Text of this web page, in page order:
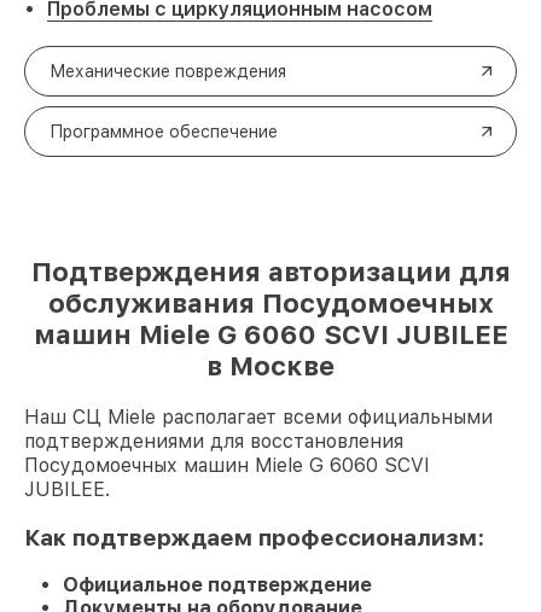
Проблемы с циркуляционным насосом
Механические повреждения
Программное обеспечение
Подтверждения авторизации для
обслуживания Посудомоечных
машин Miele G 6060 SCVI JUBILEE
в Москве
Наш СЦ Miele располагает всеми официальными
подтверждениями для восстановления
Посудомоечных машин Miele G 6060 SCVI
JUBILEE.
Как подтверждаем профессионализм:
Официальное подтверждение